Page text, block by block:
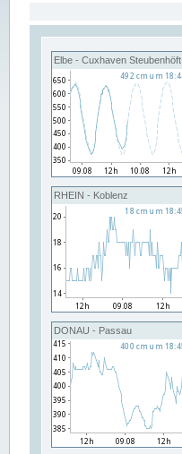
Elbe - Cuxhaven Steubenhöft
RHEIN - Koblenz
DONAU - Passau